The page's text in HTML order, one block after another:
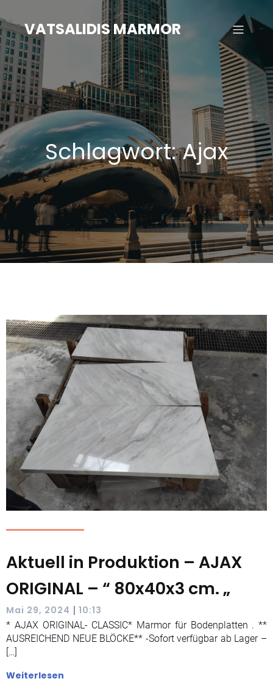
springenVATSALIDIS MARMOR
Schlagwort:Ajax
Aktuell in Produktion – AJAX
ORIGINAL – “ 80x40x3 cm. „
Mai 29, 2024 | 10:13
* AJAX ORIGINAL- CLASSIC* Marmor für Bodenplatten . **
AUSREICHEND NEUE BLÖCKE** -Sofort verfügbar ab Lager –
[…]
Weiterlesen